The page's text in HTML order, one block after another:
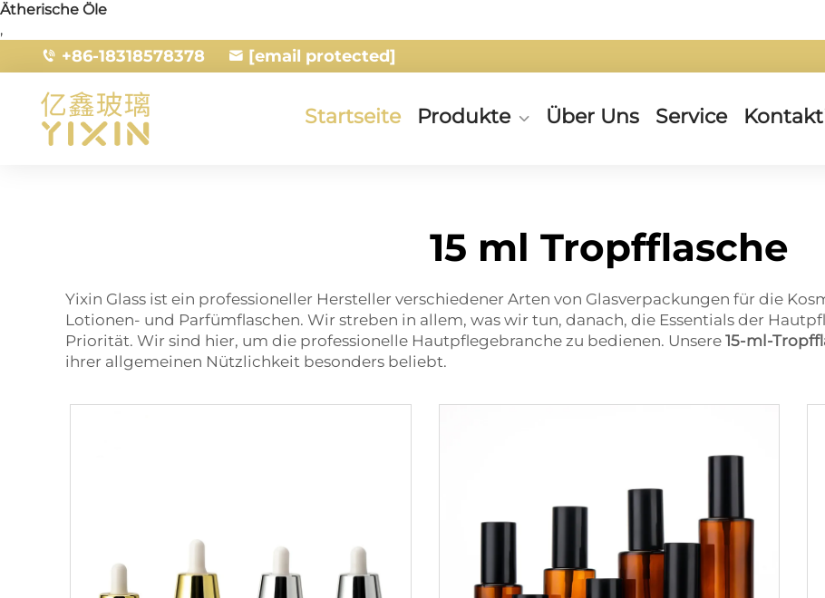
Ätherische Öle
,
+86-18318578378 [email protected]
Startseite Produkte Über Uns Service
15 ml Tropfflasche
Yixin Glass ist ein professioneller Hersteller verschiedener Arten von Glasverpackungen für die
Lotionen- und Parfümflaschen. Wir streben in allem, was wir tun, danach, die Essentials der
Priorität. Wir sind hier, um die professionelle Hautpflegebranche zu bedienen. Unsere 15-ml-
ihrer allgemeinen Nützlichkeit besonders beliebt.